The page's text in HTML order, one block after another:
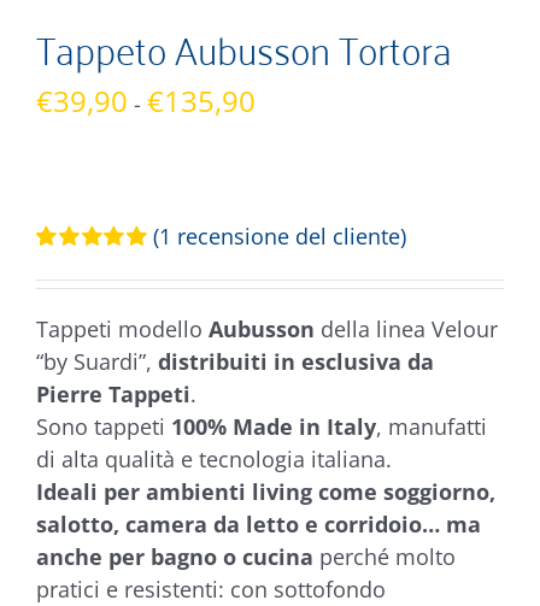
Tappeto Aubusson Tortora
€39,90 - €135,90
€39,90
€135,90
5.00su 5 su
recensioni
(1 recensione del cliente)
Tappeti modello Aubusson della linea Velour
“by Suardi”, distribuiti in esclusiva da
Pierre Tappeti.
Sono tappeti 100% Made in Italy, manufatti
di alta qualità e tecnologia italiana.
Ideali per ambienti living come soggiorno,
salotto, camera da letto e corridoio… ma
anche per bagno o cucina perché molto
pratici e resistenti: con sottofondo